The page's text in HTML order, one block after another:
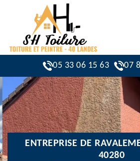
05 33 06 15 63 07
ENTREPRISE DE
40280